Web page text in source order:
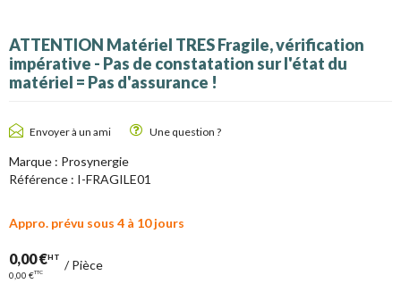
ATTENTION Matériel TRES Fragile, vérification
impérative - Pas de constatation sur l'état du
matériel = Pas d'assurance !
Envoyer à un ami Une question ?
Marque : Prosynergie
Référence : I-FRAGILE01
Appro. prévu sous 4 à 10 jours
0,00 €HT
0,00 €TTC /Pièce